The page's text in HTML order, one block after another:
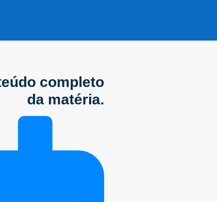
completo
da matéria.